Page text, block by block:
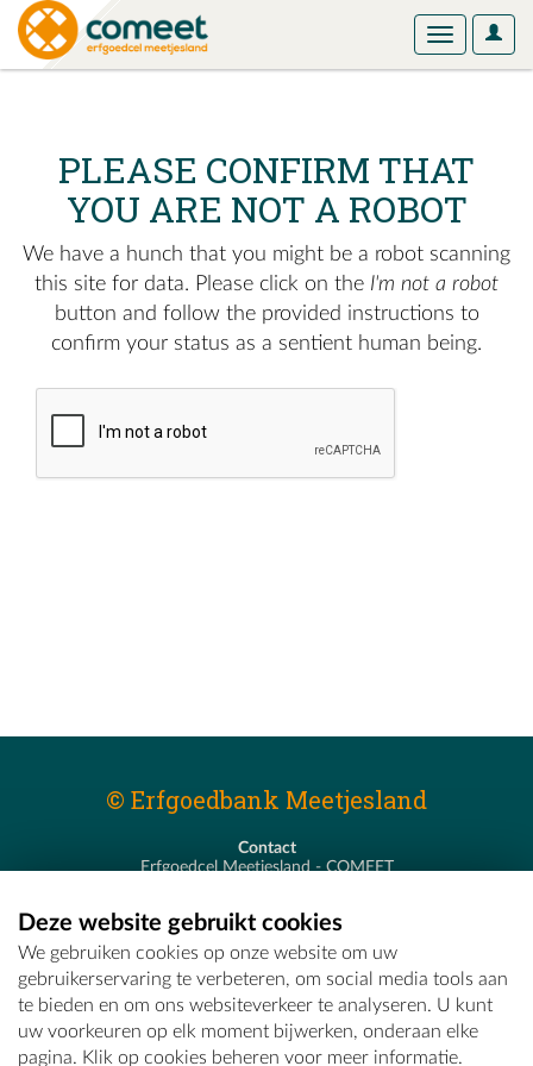
User
Toggle
PLEASE CONFIRM THAT
YOU ARE NOT A ROBOT
We have a hunch that you might be a robot scanning
this site for data. Please click on the I'm not a robot
button and follow the provided instructions to
confirm your status as a sentient human being.
© Erfgoedbank Meetjesland
Contact
Erfgoedcel Meetjesland - COMEET
T - 09 373 75 96
E -erfgoedcel@comeet.be
Deze website gebruikt cookies
We gebruiken cookies op onze website om uw
gebruikerservaring te verbeteren, om social media tools aan
te bieden en om ons websiteverkeer te analyseren. U kunt
uw voorkeuren op elk moment bijwerken, onderaan elke
pagina. Klik op cookies beheren voor meer informatie.